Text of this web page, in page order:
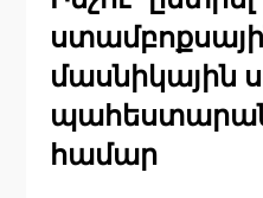
մասնիկային
համար